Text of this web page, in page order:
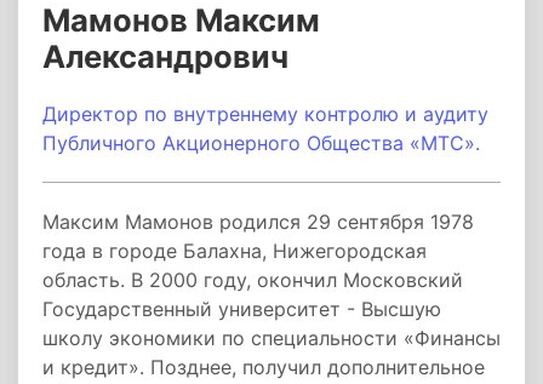
Мамонов Максим
Александрович
Директор по внутреннему контролю и аудиту
Публичного Акционерного Общества «МТС».
Максим Мамонов родился 29 сентября 1978
года в городе Балахна, Нижегородская
область. В 2000 году, окончил Московский
Государственный университет - Высшую
школу экономики по специальности «Финансы
и кредит». Позднее, получил дополнительное